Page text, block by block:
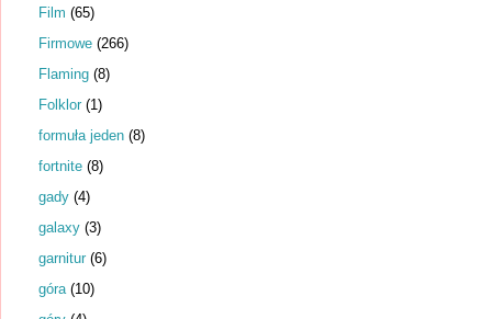
Film (65)
Firmowe (266)
Flaming (8)
Folklor (1)
formuła jeden (8)
fortnite (8)
gady (4)
galaxy (3)
garnitur (6)
góra (10)